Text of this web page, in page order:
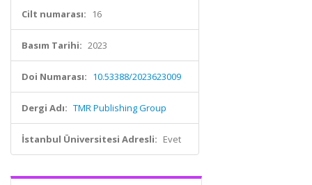
Cilt numarası: 16
Basım Tarihi: 2023
Doi Numarası: 10.53388/2023623009
Dergi Adı: TMR Publishing Group
İstanbul Üniversitesi Adresli: Evet